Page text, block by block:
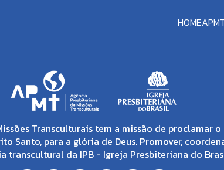
HOME
Transculturais tem a missão de proclamar
Santo, para a glória de Deus. Promover,
transcultural da IPB - Igreja Presbiteriana do